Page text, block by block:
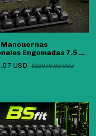
Engomadas 7.5 Kg
USD $23076.92 USD